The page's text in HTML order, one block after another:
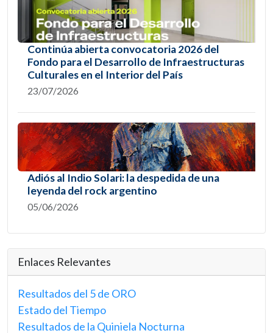
Continúa abierta convocatoria 2026 del
Fondo para el Desarrollo de Infraestructuras
Culturales en el Interior del País
23/07/2026
Adiós al Indio Solari: la despedida de una
leyenda del rock argentino
05/06/2026
Enlaces Relevantes
Resultados del 5 de ORO
Estado del Tiempo
Resultados de la Quiniela Nocturna